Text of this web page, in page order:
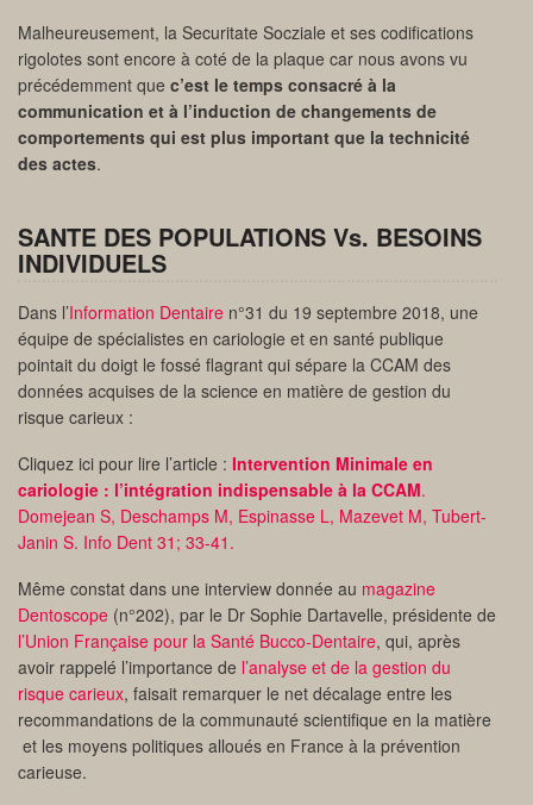
Malheureusement, la Securitate Socziale et ses codifications
rigolotes sont encore à coté de la plaque car nous avons vu
précédemment que c’est le temps consacré à la
communication et à l’induction de changements de
comportements qui est plus important que la technicité
des actes.
SANTE DES POPULATIONS Vs. BESOINS
INDIVIDUELS
Dans l’Information Dentaire n°31 du 19 septembre 2018, une
équipe de spécialistes en cariologie et en santé publique
pointait du doigt le fossé flagrant qui sépare la CCAM des
données acquises de la science en matière de gestion du
risque carieux :
Cliquez ici pour lire l’article : Intervention Minimale en
cariologie : l’intégration indispensable à la CCAM.
Domejean S, Deschamps M, Espinasse L, Mazevet M, Tubert-
Janin S. Info Dent 31; 33-41.
Même constat dans une interview donnée au magazine
Dentoscope (n°202), par le Dr Sophie Dartavelle, présidente de
l’Union Française pour la Santé Bucco-Dentaire, qui, après
avoir rappelé l’importance de l’analyse et de la gestion du
risque carieux, faisait remarquer le net décalage entre les
recommandations de la communauté scientifique en la matière
et les moyens politiques alloués en France à la prévention
carieuse.